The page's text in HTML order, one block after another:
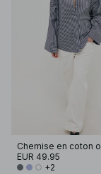
Chemise en coton
EUR 49.95
+2